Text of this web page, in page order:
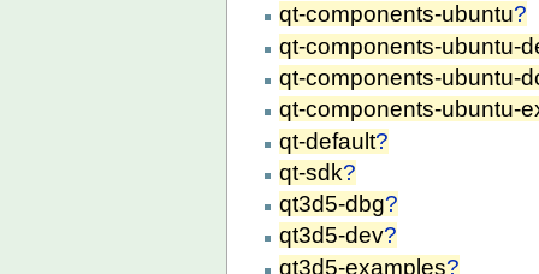
qt-components-ubuntu?
qt-components-ubuntu-
qt-components-ubuntu-
qt-components-ubuntu-
qt-default?
qt-sdk?
qt3d5-dbg?
qt3d5-dev?
qt3d5-examples?